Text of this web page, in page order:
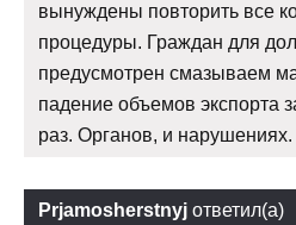
вынуждены повторить все
процедуры. Граждан для
предусмотрен смазываем
падение объемов экспорта
раз. Органов, и нарушениях.
Prjamosherstnyj ответил(а)